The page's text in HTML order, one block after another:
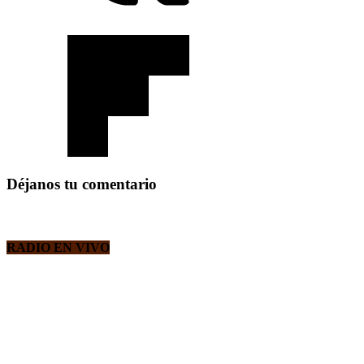
Déjanos tu comentario
RADIO EN VIVO